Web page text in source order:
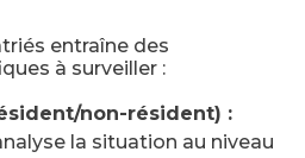
entraîne des
à surveiller :
non-résident) :
la situation au niveau